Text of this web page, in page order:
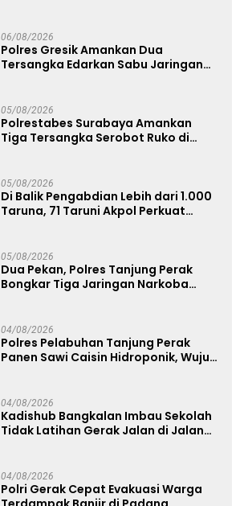
06/08/2026
Polres Gresik Amankan Dua
Tersangka Edarkan Sabu Jaringan
05/08/2026
Polrestabes Surabaya Amankan
Tiga Tersangka Serobot Ruko di
05/08/2026
Di Balik Pengabdian Lebih dari 1.000
Taruna, 71 Taruni Akpol Perkuat
05/08/2026
Dua Pekan, Polres Tanjung Perak
Bongkar Tiga Jaringan Narkoba
04/08/2026
Polres Pelabuhan Tanjung Perak
Panen Sawi Caisin Hidroponik, Wujud
04/08/2026
Kadishub Bangkalan Imbau Sekolah
Tidak Latihan Gerak Jalan di Jalan
04/08/2026
Polri Gerak Cepat Evakuasi Warga